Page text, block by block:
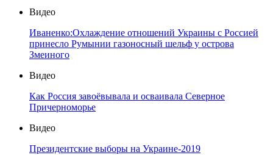
Видео
Иваненко:Охлаждение отношений Украины с Россией
принесло Румынии газоносный шельф у острова
Змеиного
Видео
Как Россия завоёвывала и осваивала Северное
Причерноморье
Видео
Президентские выборы на Украине-2019